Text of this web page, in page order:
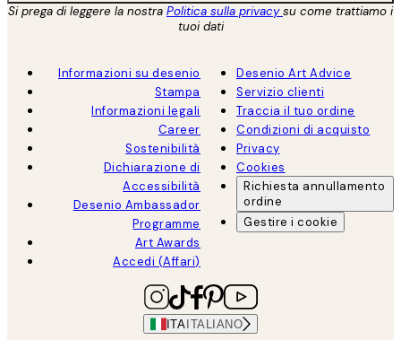
Si prega di leggere la nostra Politica sulla privacysu come trattiamo i
tuoi dati
Informazioni su desenio
Stampa
Informazioni legali
Career
Sostenibilità
Dichiarazione di
Accessibilità
Desenio Ambassador
Programme
Art Awards
Accedi (Affari)
Desenio Art Advice
Servizio clienti
Traccia il tuo ordine
Condizioni di acquisto
Privacy
Cookies
Richiesta annullamento
ordine
Gestire i cookie
ITA ITALIANO